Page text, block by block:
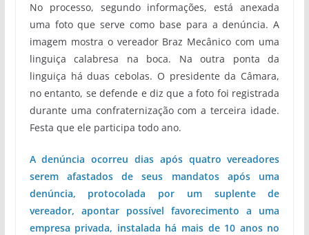
No processo, segundo informações, está anexada
uma foto que serve como base para a denúncia. A
imagem mostra o vereador Braz Mecânico com uma
linguiça calabresa na boca. Na outra ponta da
linguiça há duas cebolas. O presidente da Câmara,
no entanto, se defende e diz que a foto foi registrada
durante uma confraternização com a terceira idade.
Festa que ele participa todo ano.
A denúncia ocorreu dias após quatro vereadores
serem afastados de seus mandatos após uma
denúncia, protocolada por um suplente de
vereador, apontar possível favorecimento a uma
empresa privada, instalada há mais de 10 anos no